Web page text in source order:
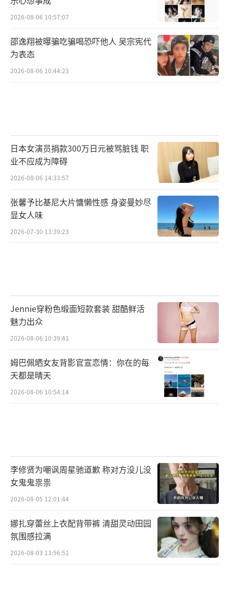
2026-08-06 10:57:07
邵逸翔被曝骗吃骗喝恐吓他人 吴宗宪代
为表态
2026-08-06 10:44:23
日本女演员捐款300万日元被骂脏钱 职
业不应成为障碍
2026-08-06 14:33:57
张馨予比基尼大片慵懒性感 身姿曼妙尽
显女人味
2026-07-30 13:39:23
Jennie穿粉色缎面短款套装 甜酷鲜活
魅力出众
2026-08-06 10:39:41
姆巴佩晒女友背影官宣恋情：你在的每
天都是晴天
2026-08-06 10:54:14
李修贤为嘲讽周星驰道歉 称对方没儿没
女鬼鬼祟祟
2026-08-05 12:01:44
娜扎穿蕾丝上衣配背带裤 清甜灵动田园
氛围感拉满
2026-08-03 13:56:51